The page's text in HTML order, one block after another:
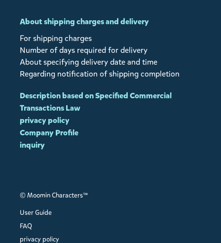
About shipping charges and delivery
For shipping charges
Number of days required for delivery
About specifying delivery date and time
Regarding notification of shipping completion
Description based on Specified Commercial
Transactions Law
privacy policy
Company Profile
inquiry
© Moomin Characters™
User Guide
FAQ
privacy policy